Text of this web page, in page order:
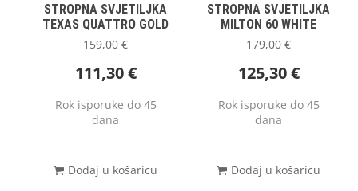
STROPNA SVJETILJKA
TEXAS QUATTRO GOLD
159,00€
111,30€
Rok isporuke do 45
dana
Dodaj u košaricu
STROPNA SVJETILJKA
MILTON 60 WHITE
179,00€
125,30€
Rok isporuke do 45
dana
Dodaj u košaricu